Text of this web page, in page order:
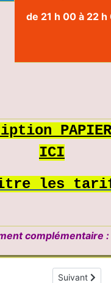
de 21 h 00 à 22 h
ICI
les
complémentaire
Article
Suivant